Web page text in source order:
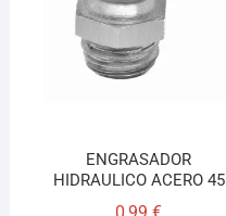
ENGRASADOR
HIDRAULICO ACERO 45